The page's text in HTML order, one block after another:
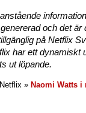
och det är
på Netflix
har ett dynamiskt
ut löpande.
» Naomi Watts i